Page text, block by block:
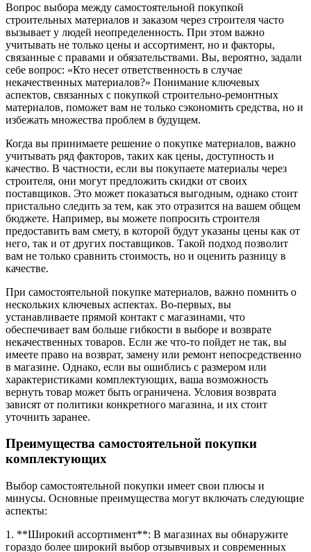
Вопрос выбора между самостоятельной покупкой
строительных материалов и заказом через строителя часто
вызывает у людей неопределенность. При этом важно
учитывать не только цены и ассортимент, но и факторы,
связанные с правами и обязательствами. Вы, вероятно, задали
себе вопрос: «Кто несет ответственность в случае
некачественных материалов?» Понимание ключевых
аспектов, связанных с покупкой строительно-ремонтных
материалов, поможет вам не только сэкономить средства, но и
избежать множества проблем в будущем.
Когда вы принимаете решение о покупке материалов, важно
учитывать ряд факторов, таких как цены, доступность и
качество. В частности, если вы покупаете материалы через
строителя, они могут предложить скидки от своих
поставщиков. Это может показаться выгодным, однако стоит
пристально следить за тем, как это отразится на вашем общем
бюджете. Например, вы можете попросить строителя
предоставить вам смету, в которой будут указаны цены как от
него, так и от других поставщиков. Такой подход позволит
вам не только сравнить стоимость, но и оценить разницу в
качестве.
При самостоятельной покупке материалов, важно помнить о
нескольких ключевых аспектах. Во-первых, вы
устанавливаете прямой контакт с магазинами, что
обеспечивает вам больше гибкости в выборе и возврате
некачественных товаров. Если же что-то пойдет не так, вы
имеете право на возврат, замену или ремонт непосредственно
в магазине. Однако, если вы ошиблись с размером или
характеристиками комплектующих, ваша возможность
вернуть товар может быть ограничена. Условия возврата
зависят от политики конкретного магазина, и их стоит
уточнить заранее.
Преимущества самостоятельной покупки
комплектующих
Выбор самостоятельной покупки имеет свои плюсы и
минусы. Основные преимущества могут включать следующие
аспекты:
1. **Широкий ассортимент**: В магазинах вы обнаружите
гораздо более широкий выбор отзывчивых и современных